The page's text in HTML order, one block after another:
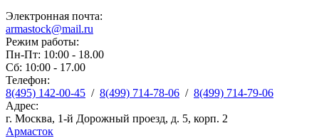
Электронная почта:
armastock@mail.ru
Режим работы:
Пн-Пт: 10:00 - 18.00
Сб: 10:00 - 17.00
Телефон:
8(495) 142-00-45 / 8(499) 714-78-06 / 8(499) 714-79-06
Адрес:
г. Москва, 1-й Дорожный проезд, д. 5, корп. 2
Армасток